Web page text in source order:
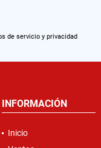
de servicio y privacidad
INFORMACIÓN
Inicio